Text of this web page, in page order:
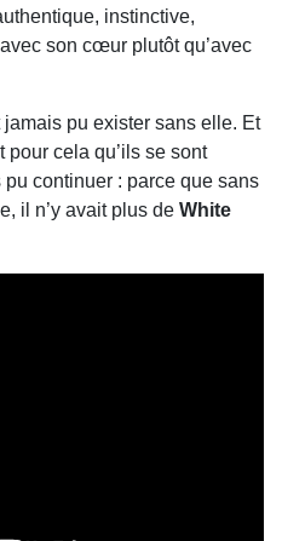
instinctive,
son cœur plutôt qu’avec
jamais pu exister sans elle. Et
pour cela qu’ils se sont
continuer : parce que sans
il n’y avait plus de White